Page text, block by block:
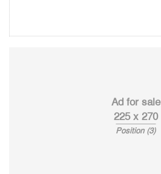
Ad for sale
225 x 270
Position (3)